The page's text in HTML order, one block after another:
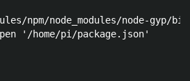
node_modules/node-gyp/
'/home/pi/package.json'